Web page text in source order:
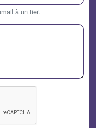
à un tier.